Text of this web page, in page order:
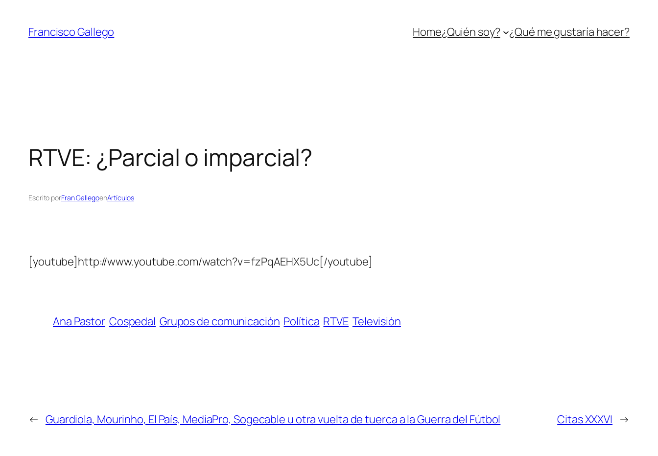
contenido
Francisco Gallego Home¿Quién soy? ¿Qué me gustaría hacer?
RTVE: ¿Parcial o imparcial?
Escrito porFran GallegoenArtículos
[youtube]http://www.youtube.com/watch?v=fzPqAEHX5Uc[/youtube]
Ana Pastor Cospedal Grupos de comunicación Política RTVE Televisión
← Guardiola, Mourinho, El País, MediaPro, Sogecable u otra vuelta de tuerca a la Guerra del Fútbol Citas XXXVI →